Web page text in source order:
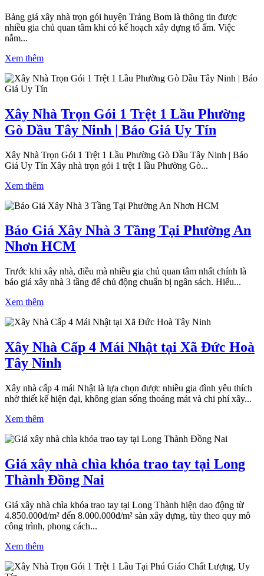
Bảng giá xây nhà trọn gói huyện Trảng Bom là thông tin được
nhiều gia chủ quan tâm khi có kế hoạch xây dựng tổ ấm. Việc
nắm...
Xem thêm
Xây Nhà Trọn Gói 1 Trệt 1 Lầu Phường
Gò Dầu Tây Ninh | Báo Giá Uy Tín
Xây Nhà Trọn Gói 1 Trệt 1 Lầu Phường Gò Dầu Tây Ninh | Báo
Giá Uy Tín Xây nhà trọn gói 1 trệt 1 lầu Phường Gò...
Xem thêm
Báo Giá Xây Nhà 3 Tầng Tại Phường An
Nhơn HCM
Trước khi xây nhà, điều mà nhiều gia chủ quan tâm nhất chính là
báo giá xây nhà 3 tầng để chủ động chuẩn bị ngân sách. Hiểu...
Xem thêm
Xây Nhà Cấp 4 Mái Nhật tại Xã Đức Hoà
Tây Ninh
Xây nhà cấp 4 mái Nhật là lựa chọn được nhiều gia đình yêu thích
nhờ thiết kế hiện đại, không gian sống thoáng mát và chi phí xây...
Xem thêm
Giá xây nhà chìa khóa trao tay tại Long
Thành Đồng Nai
Giá xây nhà chìa khóa trao tay tại Long Thành hiện dao động từ
4.850.000đ/m² đến 8.000.000đ/m² sàn xây dựng, tùy theo quy mô
công trình, phong cách...
Xem thêm